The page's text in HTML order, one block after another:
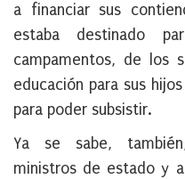
a financiar sus
estaba destinado
campamentos, de los
educación para sus
para poder subsistir.
Ya se sabe,
ministros de estado y